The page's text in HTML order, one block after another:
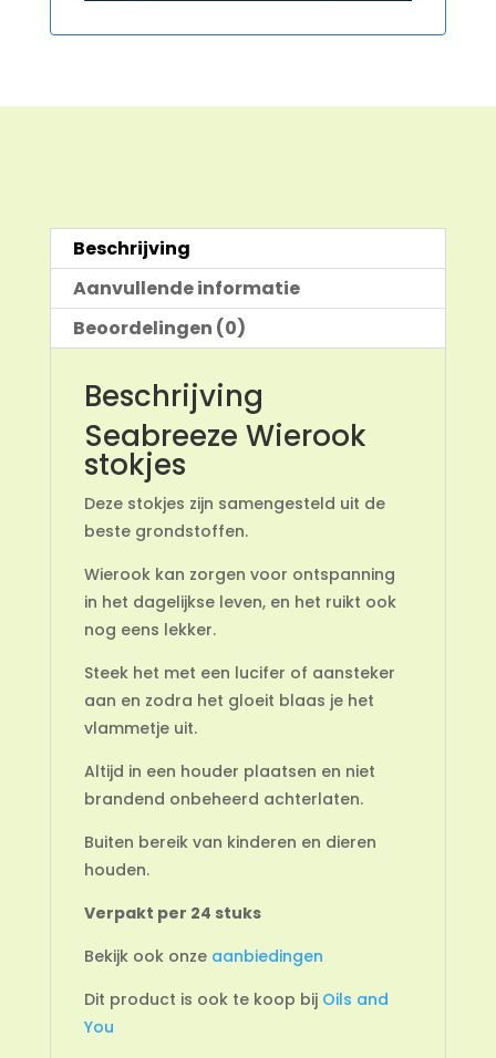
Beschrijving
Aanvullende informatie
Beoordelingen (0)
Beschrijving
Seabreeze Wierook
stokjes
Deze stokjes zijn samengesteld uit de
beste grondstoffen.
Wierook kan zorgen voor ontspanning
in het dagelijkse leven, en het ruikt ook
nog eens lekker.
Steek het met een lucifer of aansteker
aan en zodra het gloeit blaas je het
vlammetje uit.
Altijd in een houder plaatsen en niet
brandend onbeheerd achterlaten.
Buiten bereik van kinderen en dieren
houden.
Verpakt per 24 stuks
Bekijk ook onze aanbiedingen
Dit product is ook te koop bij Oils and
You